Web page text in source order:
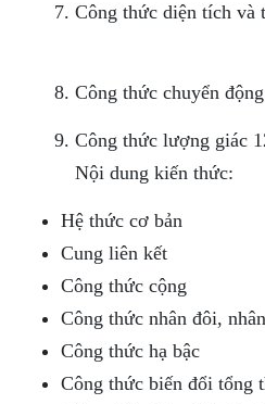
Công thức diện tích và
Công thức chuyển
Công thức lượng giác
Nội dung kiến thức:
Hệ thức cơ bản
Cung liên kết
Công thức cộng
Công thức nhân đôi,
Công thức hạ bậc
Công thức biến đổi tổng